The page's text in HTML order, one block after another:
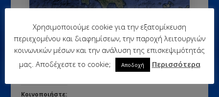
Οι 10 εθνικοί δρυμοί της Ελλάδας
Κοινοποιήστε:
Χρησιμοποιούμε cookie για την εξατομίκευση
περιεχομένου και διαφημίσεων, την παροχή λειτουργιών
κοινωνικών μέσων και την ανάλυση της επισκεψιμότητάς
μας. Αποδέχεστε το cookie;
Αποδοχή Περισσότερα